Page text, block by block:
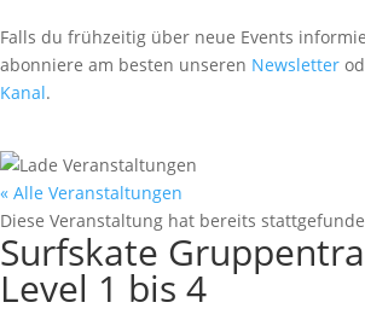
Falls du frühzeitig über neue Events
abonniere am besten unseren Newsletter
Kanal.
« Alle Veranstaltungen
Diese Veranstaltung hat bereits
Surfskate
Level 1 bis 4